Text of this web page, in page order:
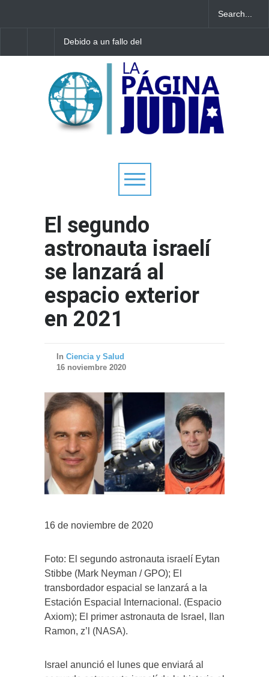
Debido a un fallo del
tribunales rabínicos se
enfrentan a un cierre a
partir del domingo
gubernamental
aterrizar en la niebla
El segundo
astronauta israelí
se lanzará al
espacio exterior
en 2021
In Ciencia y Salud
16 noviembre 2020
16 de noviembre de 2020
Foto: El segundo astronauta israelí Eytan
Stibbe (Mark Neyman / GPO); El
transbordador espacial se lanzará a la
Estación Espacial Internacional. (Espacio
Axiom); El primer astronauta de Israel, Ilan
Ramon, z’l (NASA).
Israel anunció el lunes que enviará al